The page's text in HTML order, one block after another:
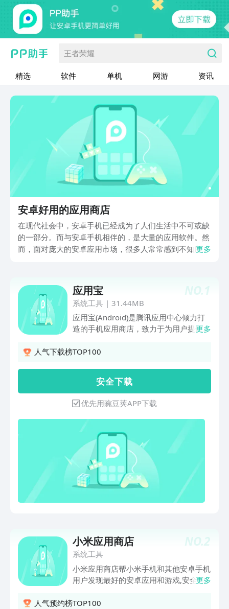
王者荣耀
精选 软件 单机 网游 资讯
安卓好用的应用商店
在现代社会中，安卓手机已经成为了人们生活中不可或缺
的一部分。而与安卓手机相伴的，是大量的应用软件。然
而，面对庞大的安卓应用市场，很多人常常感到不知所
户在众多选择中找到真正适合自己的应用。在这个商店
中，你可以找到各种类型的应用，如社交媒体、游戏、购
物、工具等。同时，这个应用商店还提供了便捷的搜索和
分类功能，让用户可以快速找到自己想要的应用。另外，
这个商店还会提供应用软件的详细介绍和用户评价，帮助
商店能够为用户提供方便、实用和安全的应用软件，为用
更多
NO.1
应用宝
系统工具| 31.44MB
应用宝(Android)是腾讯应用中心倾力打
造的手机应用商店，致力于为用户提供丰
资源和一站式的下载管理体验，全方位覆
更多
人气下载榜TOP100
安 全 下 载
优先用豌豆荚APP下载
NO.2
小米应用商店
系统工具
小米应用商店帮小米手机和其他安卓手机
用户发现最好的安卓应用和游戏,安全可
更多
人气预约榜TOP100